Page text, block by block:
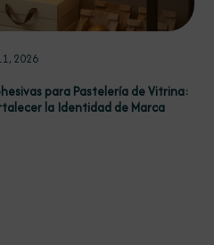
2026
para Pastelería de Vitrina:
la Identidad de Marca